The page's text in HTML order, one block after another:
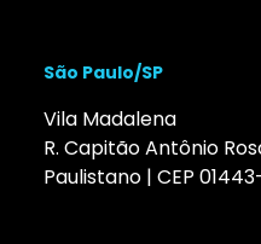
São Paulo/SP
Vila Madalena
R. Capitão Antônio
Paulistano | CEP